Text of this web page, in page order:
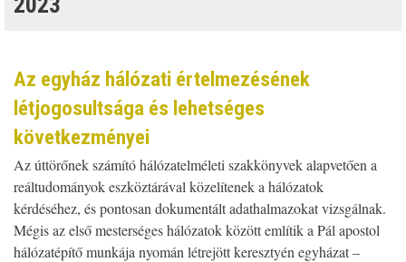
Az egyház hálózati értelmezésének
létjogosultsága és lehetséges
következményei
Az úttörőnek számító hálózatelméleti szakkönyvek alapvetően a
reáltudományok eszköztárával közelítenek a hálózatok
kérdéséhez, és pontosan dokumentált adathalmazokat vizsgálnak.
Mégis az első mesterséges hálózatok között említik a Pál apostol
hálózatépítő munkája nyomán létrejött keresztyén egyházat –